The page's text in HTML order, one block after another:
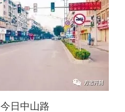
今日中山路